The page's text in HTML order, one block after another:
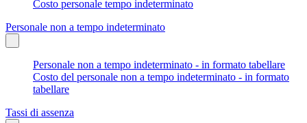
Costo personale tempo indeterminato
Personale non a tempo indeterminato
Personale non a tempo indeterminato - in formato tabellare
Costo del personale non a tempo indeterminato - in formato
tabellare
Tassi di assenza